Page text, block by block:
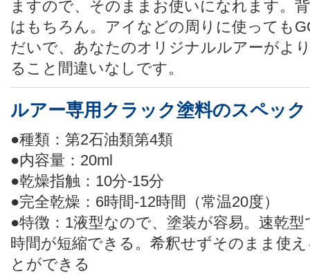
ますので、そのままお使いになれます。
はもちろん。アイなどの周りに使っても
だいで、あなたのオリジナルルアーがよ
ること間違いなしです。
ルアー専用クラック塗料のスペック
●種類：第2石油類第4類
●内容量：20ml
●乾燥指触：10分-15分
●完全乾燥：6時間-12時間（常温20度）
●特徴：1液型なので、塗装が容易。速乾
時間が短縮できる。希釈せずそのまま使
とができる